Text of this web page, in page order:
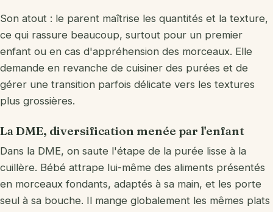
Son atout : le parent maîtrise les quantités et la texture,
ce qui rassure beaucoup, surtout pour un premier
enfant ou en cas d'appréhension des morceaux. Elle
demande en revanche de cuisiner des purées et de
gérer une transition parfois délicate vers les textures
plus grossières.
La DME, diversification menée par l'enfant
Dans la DME, on saute l'étape de la purée lisse à la
cuillère. Bébé attrape lui-même des aliments présentés
en morceaux fondants, adaptés à sa main, et les porte
seul à sa bouche. Il mange globalement les mêmes plats